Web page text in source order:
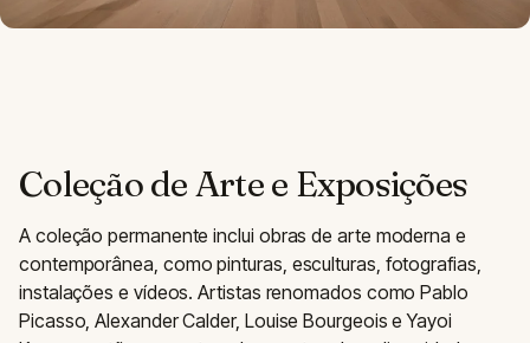
Coleção de Arte e Exposições
A coleção permanente inclui obras de arte moderna e
contemporânea, como pinturas, esculturas, fotografias,
instalações e vídeos. Artistas renomados como Pablo
Picasso, Alexander Calder, Louise Bourgeois e Yayoi